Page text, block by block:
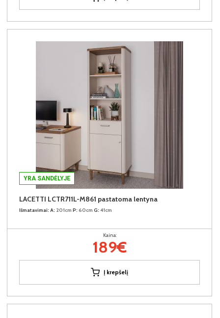
YRA SANDĖLYJE
LACETTI LCTR711L-M861 pastatoma lentyna
Išmatavimai: A: 201cm P: 60cm G: 41cm
Kaina:
189€
Į krepšelį